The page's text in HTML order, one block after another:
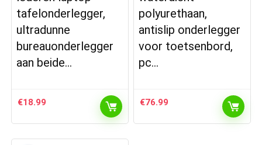
tafelonderlegger,
ultradunne
bureauonderlegger
aan beide…
€18.99
polyurethaan,
antislip onderlegger
voor toetsenbord,
pc…
€76.99